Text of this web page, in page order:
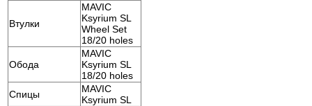
Втулки
MAVIC
Ksyrium SL
Wheel Set
18/20 holes
Обода
MAVIC
Ksyrium SL
18/20 holes
Спицы
MAVIC
Ksyrium SL